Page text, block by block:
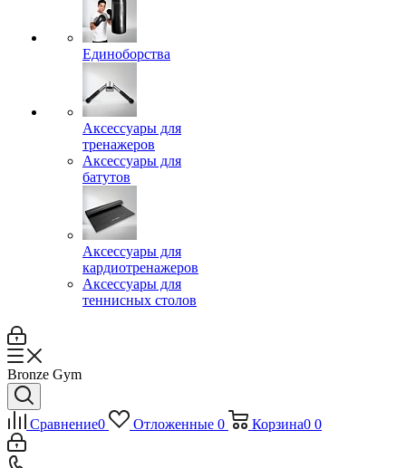
Единоборства
Аксессуары для
тренажеров
Аксессуары для
батутов
Аксессуары для
кардиотренажеров
Аксессуары для
теннисных столов
Bronze Gym
Сравнение0 Отложенные 0 Корзина0 0